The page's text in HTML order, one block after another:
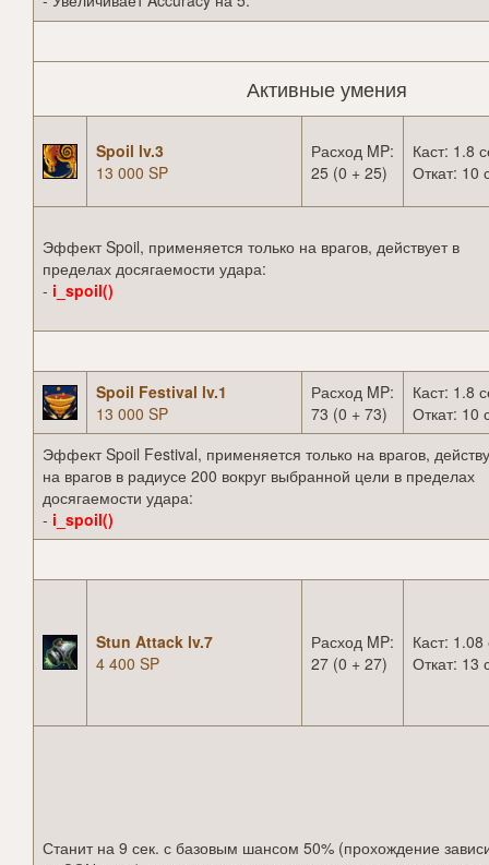
Активные умения
Spoil lv.3
13 000 SP
Расход MP:
25 (0 + 25)
Каст: 1.8
Откат: 10
Эффект Spoil, применяется только на врагов, действует в
пределах досягаемости удара:
- i_spoil()
Spoil Festival lv.1
13 000 SP
Расход MP:
73 (0 + 73)
Каст: 1.8
Откат: 10
Эффект Spoil Festival, применяется только на врагов,
на врагов в радиусе 200 вокруг выбранной цели в пределах
досягаемости удара:
- i_spoil()
Stun Attack lv.7
4 400 SP
Расход MP:
27 (0 + 27)
Каст: 1.08
Откат: 13
Станит на 9 сек. с базовым шансом 50% (прохождение